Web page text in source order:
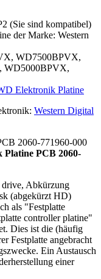
(Sie sind kompatibel)
der Marke: Western
WD7500BPVX,
WD5000BPVX,
Elektronik Platine
Western Digital
PCB 2060-
drive, Abkürzung
(abgekürzt HD)
als "Festplatte
controller platine"
Dies ist die (häufig
Festplatte angebracht
Ein Austausch
einer